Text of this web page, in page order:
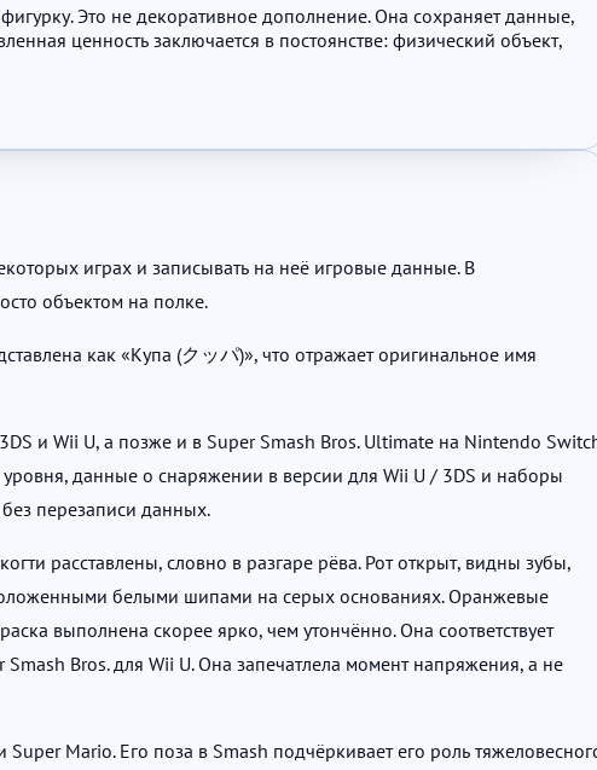
Это не декоративное дополнение. Она сохраняет данные,
ценность заключается в постоянстве: физический объект,
играх и записывать на неё игровые данные. В
объектом на полке.
как «Купа (クッパ)», что отражает оригинальное имя
и Wii U, а позже и в Super Smash Bros. Ultimate на Nintendo
данные о снаряжении в версии для Wii U / 3DS и наборы
перезаписи данных.
расставлены, словно в разгаре рёва. Рот открыт, видны зубы,
белыми шипами на серых основаниях. Оранжевые
выполнена скорее ярко, чем утончённо. Она соответствует
Bros. для Wii U. Она запечатлела момент напряжения, а не
Mario. Его поза в Smash подчёркивает его роль